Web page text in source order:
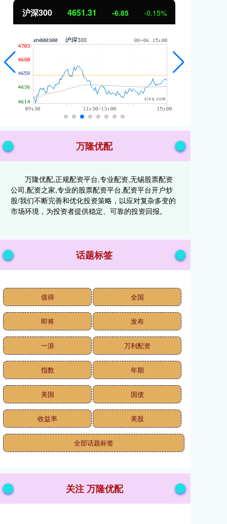
北证50 1122.88 3.42 0.30%
万隆优配
万隆优配,正规配资平台,专业配资,无锡股票配资
公司,配资之家,专业的股票配资平台,配资平台开户炒
股/我们不断完善和优化投资策略，以应对复杂多变的
市场环境，为投资者提供稳定、可靠的投资回报。
话题标签
值得 全国
即将 发布
一浪 万利配资
指数 年期
美国 国债
收益率 美股
全部话题标签
关注 万隆优配